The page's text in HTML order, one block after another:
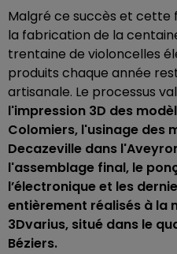
Malgré ce succès et
la fabrication de la
trentaine de violoncelles
produits chaque année
artisanale. Le processus
l'impression 3D des
Colomiers, l'usinage des
Decazeville dans
l'assemblage final, le
l’électronique et les
entièrement réalisés à la
3Dvarius, situé dans le
Béziers.